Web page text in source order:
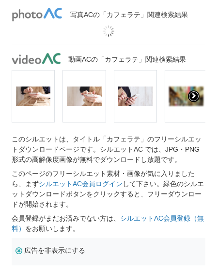
写真ACの「カフェラテ」関連検索結果
動画ACの「カフェラテ」関連検索結果
このシルエットは、タイトル「カフェラテ」のフリーシルエッ
トダウンロードページです。シルエットAC では、JPG・PNG
形式の高解像度画像が無料でダウンロードし放題です。
このページのフリーシルエット素材・画像が気に入りました
ら、まずシルエットAC会員ログイン して下さい。緑色のシルエ
ットダウンロードボタンをクリックすると、フリーダウンロー
ドが開始されます。
会員登録がまだお済みでない方は、 シルエットAC会員登録（無
料） をお願いします。
広告を非表示にする